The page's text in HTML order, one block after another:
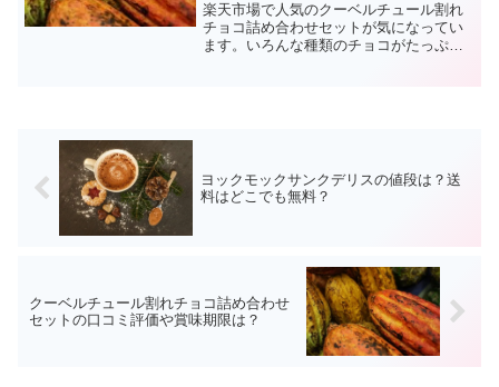
楽天市場で人気のクーベルチュール割れ
チョコ詰め合わせセットが気になってい
ます。いろんな種類のチョコがたっぷり
ヨックモックサンクデリスの値段は？送
料はどこでも無料？
クーベルチュール割れチョコ詰め合わせ
セットの口コミ評価や賞味期限は？